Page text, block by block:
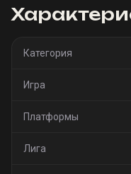
Категория
Игра
Платформы
Лига